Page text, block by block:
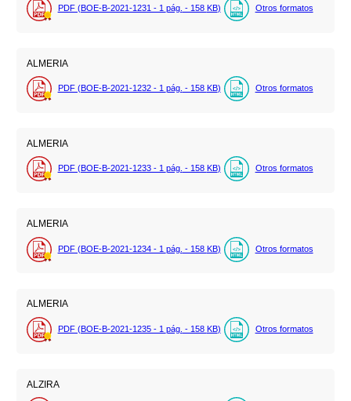
PDF (BOE-B-2021-1231 - 1 pág. - 158 KB) Otros formatos
ALMERIA
PDF (BOE-B-2021-1232 - 1 pág. - 158 KB) Otros formatos
ALMERIA
PDF (BOE-B-2021-1233 - 1 pág. - 158 KB) Otros formatos
ALMERIA
PDF (BOE-B-2021-1234 - 1 pág. - 158 KB) Otros formatos
ALMERIA
PDF (BOE-B-2021-1235 - 1 pág. - 158 KB) Otros formatos
ALZIRA